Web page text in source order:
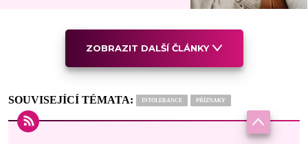
ZOBRAZIT DALŠÍ ČLÁNKY
SOUVISEJÍCÍ TÉMATA: INTOLERANCE PŘÍZNAKY